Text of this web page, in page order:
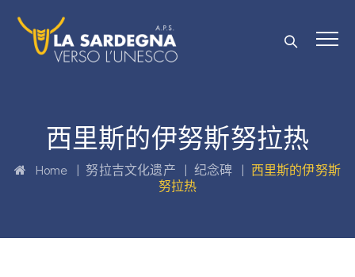
西里斯的伊努斯努拉热
Home | 努拉吉文化遗产 | 纪念碑 | 西里斯的伊努斯
努拉热